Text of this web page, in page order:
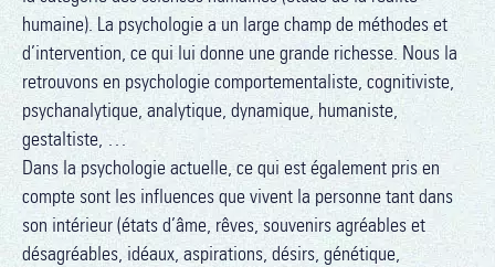
humaine). La psychologie a un large champ de méthodes et
d’intervention, ce qui lui donne une grande richesse. Nous la
retrouvons en psychologie comportementaliste, cognitiviste,
psychanalytique, analytique, dynamique, humaniste,
gestaltiste, …
Dans la psychologie actuelle, ce qui est également pris en
compte sont les influences que vivent la personne tant dans
son intérieur (états d’âme, rêves, souvenirs agréables et
désagréables, idéaux, aspirations, désirs, génétique,